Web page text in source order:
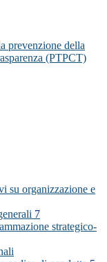
prevenzione della
(PTPCT)
su organizzazione e
7
strategico-